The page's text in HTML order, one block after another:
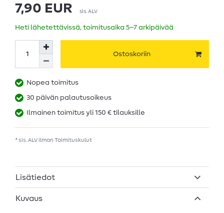
7,90 EUR sis. ALV
Heti lähetettävissä, toimitusaika 5–7 arkipäivää
Ostoskoriin
Nopea toimitus
30 päivän palautusoikeus
Ilmainen toimitus yli 150 € tilauksille
* sis. ALV ilman Toimituskulut
Lisätiedot
Kuvaus